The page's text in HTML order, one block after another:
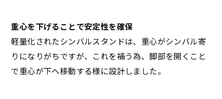
重心を下げることで安定性を確保
軽量化されたシンバルスタンドは、重心がシンバル寄
りになりがちですが、これを補う為、脚部を開くこと
で重心が下へ移動する様に設計しました。